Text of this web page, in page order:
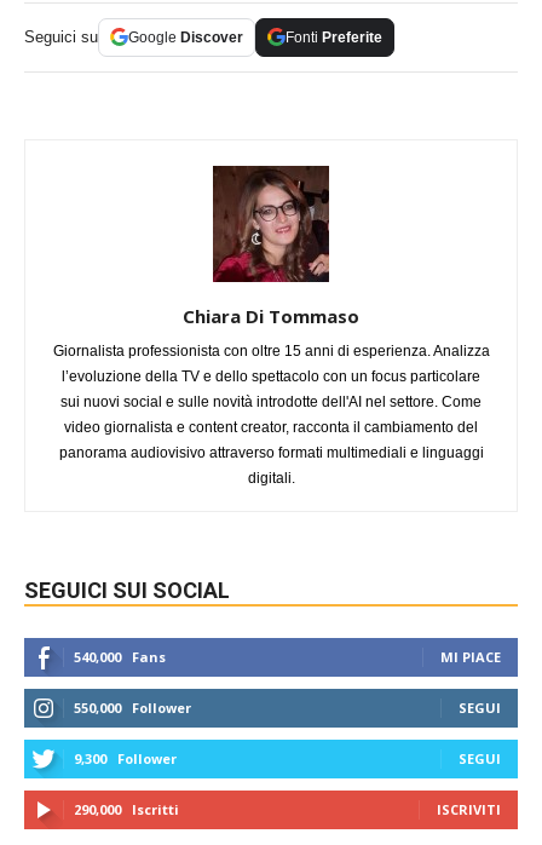
Seguici su Google Discover Fonti Preferite
Chiara Di Tommaso
Giornalista professionista con oltre 15 anni di esperienza. Analizza
l’evoluzione della TV e dello spettacolo con un focus particolare
sui nuovi social e sulle novità introdotte dell'AI nel settore. Come
video giornalista e content creator, racconta il cambiamento del
panorama audiovisivo attraverso formati multimediali e linguaggi
digitali.
SEGUICI SUI SOCIAL
540,000 Fans MI PIACE
550,000 Follower SEGUI
9,300 Follower SEGUI
290,000 Iscritti ISCRIVITI